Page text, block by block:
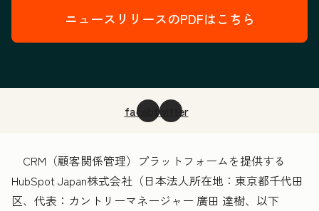
ニュースリリースのPDFはこちら
facebooktwitter
CRM（顧客関係管理）プラットフォームを提供する
HubSpot Japan株式会社（日本法人所在地：東京都千代田
区、代表：カントリーマネージャー 廣田 達樹、以下